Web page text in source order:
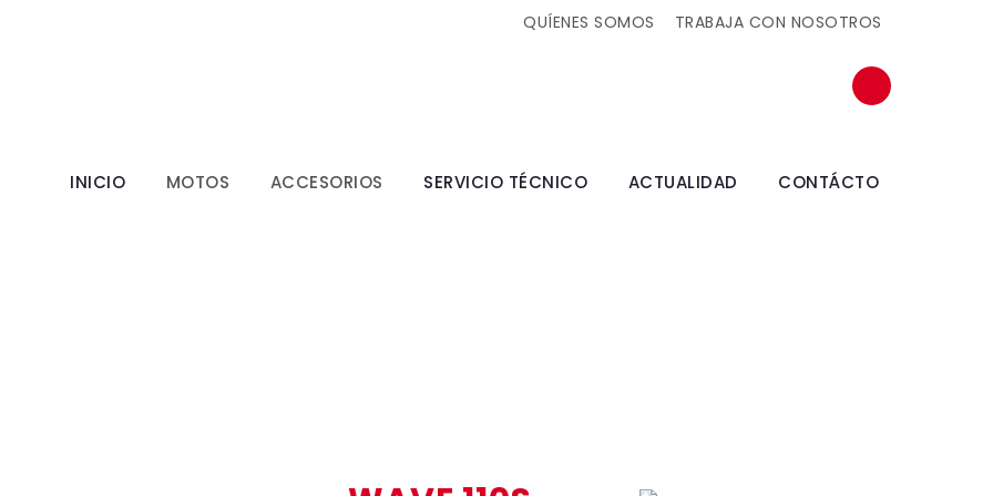
QUÍENES SOMOS TRABAJA CON NOSOTROS
INICIO MOTOS ACCESORIOS SERVICIO TÉCNICO ACTUALIDAD CONTÁCTO